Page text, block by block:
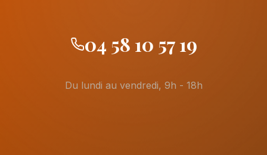
04 58 10 57 19
Du lundi au vendredi, 9h - 18h